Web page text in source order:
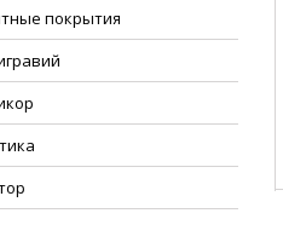
покрытия